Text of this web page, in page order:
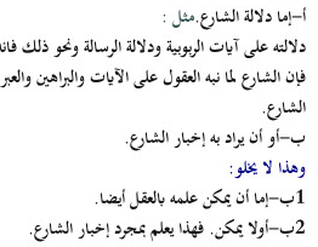
أ-إما دلالة الشارع.مثل:
دلالته على آيات الربوبية ودلالة الرسالة ونحو ذلك
فإن الشارع لما نبه العقول على الآيات والبراهين
الشارع.
ب-أو أن يراد به إخبار الشارع.
وهذا لا يخلو:
1ب-إما أن يمكن علمه بالعقل أيضا.
2ب-أولا يمكن.
فهذا يعلم بمجرد إخبار الشارع.